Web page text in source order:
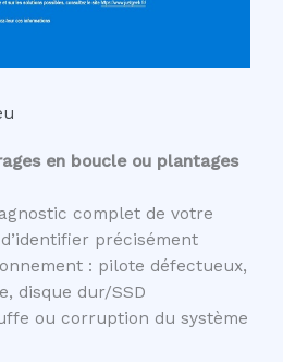
en boucle ou plantages
complet de votre
précisément
: pilote défectueux,
disque dur/SSD
ou corruption du système